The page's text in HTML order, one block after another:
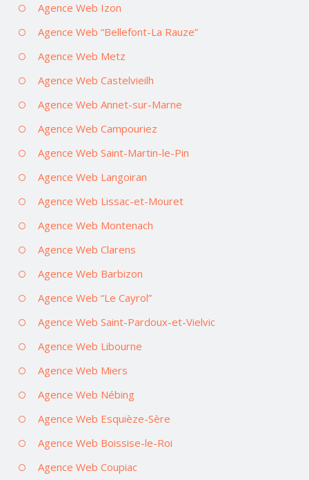
Agence Web Izon
Agence Web “Bellefont-La Rauze”
Agence Web Metz
Agence Web Castelvieilh
Agence Web Annet-sur-Marne
Agence Web Campouriez
Agence Web Saint-Martin-le-Pin
Agence Web Langoiran
Agence Web Lissac-et-Mouret
Agence Web Montenach
Agence Web Clarens
Agence Web Barbizon
Agence Web “Le Cayrol”
Agence Web Saint-Pardoux-et-Vielvic
Agence Web Libourne
Agence Web Miers
Agence Web Nébing
Agence Web Esquièze-Sère
Agence Web Boissise-le-Roi
Agence Web Coupiac